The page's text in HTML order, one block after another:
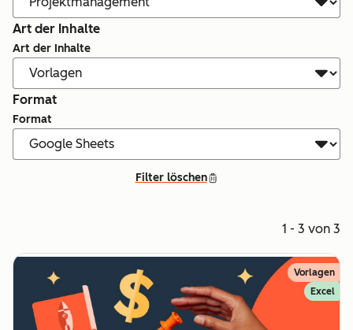
Art der Inhalte
Art der Inhalte
Format
Format
Filter löschen
1 - 3 von 3
Vorlagen
Excel